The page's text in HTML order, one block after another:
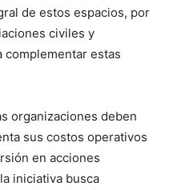
de estos espacios, por
civiles y
complementar estas
organizaciones deben
sus costos operativos
en acciones
iniciativa busca